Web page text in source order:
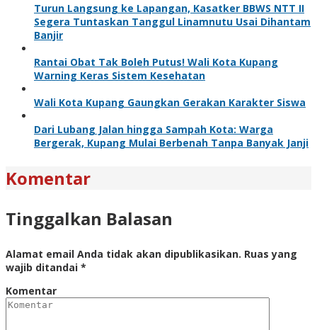
Turun Langsung ke Lapangan, Kasatker BBWS NTT II
Segera Tuntaskan Tanggul Linamnutu Usai Dihantam
Banjir
Rantai Obat Tak Boleh Putus! Wali Kota Kupang
Warning Keras Sistem Kesehatan
Wali Kota Kupang Gaungkan Gerakan Karakter Siswa
Dari Lubang Jalan hingga Sampah Kota: Warga
Bergerak, Kupang Mulai Berbenah Tanpa Banyak Janji
Komentar
Tinggalkan Balasan
Alamat email Anda tidak akan dipublikasikan. Ruas yang
wajib ditandai *
Komentar